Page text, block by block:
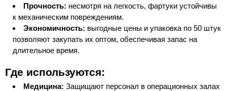
Прочность: несмотря на легкость, фартуки устойчивы
к механическим повреждениям.
Экономичность: выгодные цены и упаковка по 50 штук
позволяют закупать их оптом, обеспечивая запас на
длительное время.
Где используются:
Медицина: Защищают персонал в операционных залах